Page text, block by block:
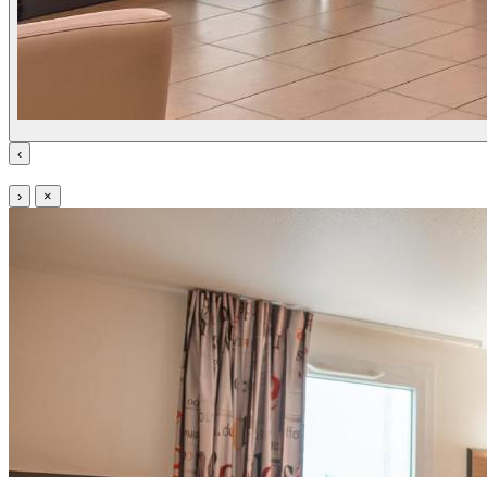
‹
› ×